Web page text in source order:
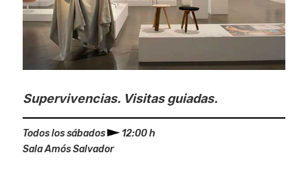
Supervivencias. Visitas guiadas.
Todos los sábados
12:00 h
Sala Amós Salvador